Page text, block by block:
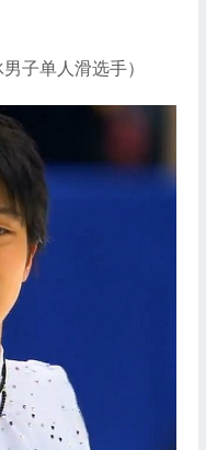
子单人滑选手）